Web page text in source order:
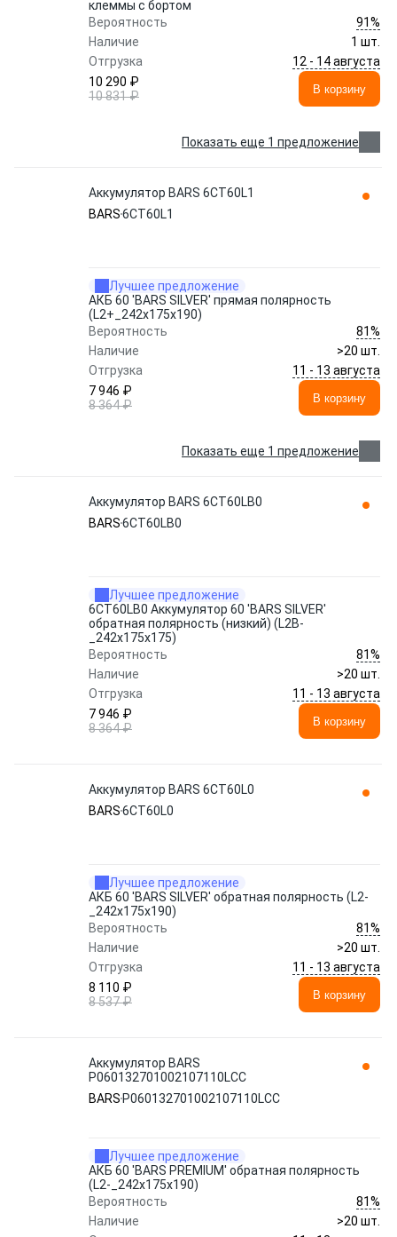
клеммы с бортом
Вероятность
91%
Наличие
1 шт.
Отгрузка
12 - 14 августа
10 290 ₽
10 831 ₽
В корзину
Показать еще 1 предложение
Аккумулятор BARS 6СТ60L1
BARS6СТ60L1
Лучшее предложение
АКБ 60 'BARS SILVER' прямая полярность
(L2+_242x175x190)
Вероятность
81%
Наличие
>20 шт.
Отгрузка
11 - 13 августа
7 946 ₽
8 364 ₽
В корзину
Показать еще 1 предложение
Аккумулятор BARS 6СТ60LB0
BARS6СТ60LB0
Лучшее предложение
6СТ60LB0 Аккумулятор 60 'BARS SILVER'
обратная полярность (низкий) (L2B-
_242x175x175)
Вероятность
81%
Наличие
>20 шт.
Отгрузка
11 - 13 августа
7 946 ₽
8 364 ₽
В корзину
Аккумулятор BARS 6СТ60L0
BARS6СТ60L0
Лучшее предложение
АКБ 60 'BARS SILVER' обратная полярность (L2-
_242x175x190)
Вероятность
81%
Наличие
>20 шт.
Отгрузка
11 - 13 августа
8 110 ₽
8 537 ₽
В корзину
Аккумулятор BARS
P060132701002107110LСС
BARS P060132701002107110LСС
Лучшее предложение
АКБ 60 'BARS PREMIUM' обратная полярность
(L2-_242x175x190)
Вероятность
81%
Наличие
>20 шт.